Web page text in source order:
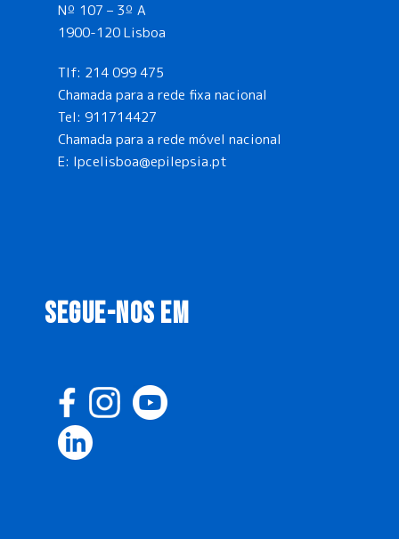
Nº 107 – 3º A
1900-120 Lisboa
Tlf: 214 099 475
Chamada para a rede fixa nacional
Tel: 911714427
Chamada para a rede móvel nacional
E: lpcelisboa@epilepsia.pt
SEGUE-NOS EM